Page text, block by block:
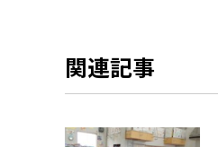
関連記事